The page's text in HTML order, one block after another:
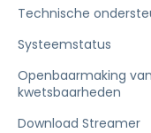
Technische
Systeemstatus
Openbaarmaking van
kwetsbaarheden
Download Streamer